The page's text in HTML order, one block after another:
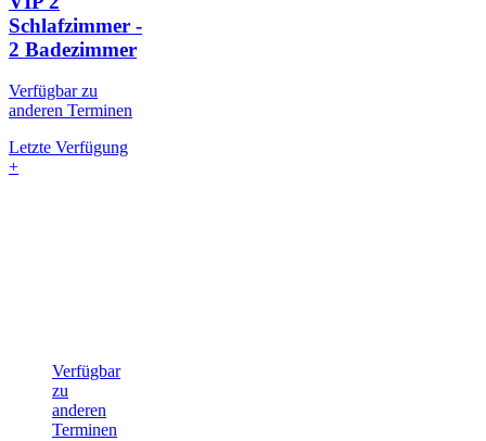
Schlafzimmer -
2 Badezimmer
Verfügbar zu
anderen Terminen
Letzte Verfügung
+
Verfügbar
zu
anderen
Terminen